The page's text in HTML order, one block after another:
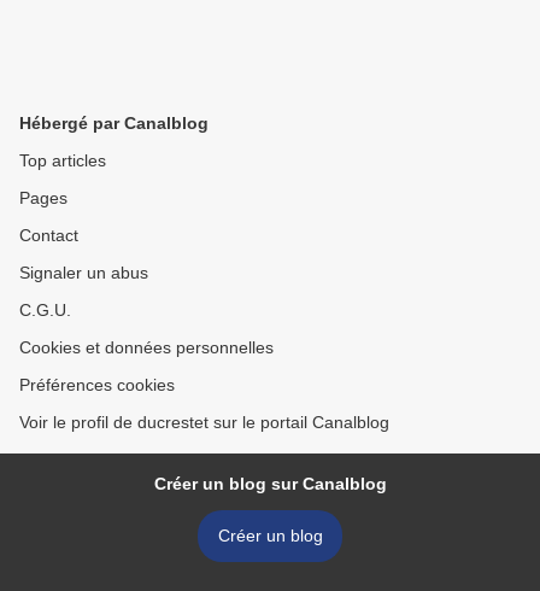
Hébergé par Canalblog
Top articles
Pages
Contact
Signaler un abus
C.G.U.
Cookies et données personnelles
Préférences cookies
Voir le profil de ducrestet sur le portail Canalblog
Créer un blog sur Canalblog
Créer un blog